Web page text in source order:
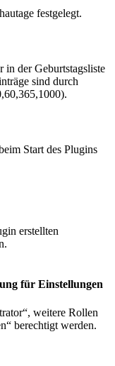
festgelegt.
in der Geburtstagsliste
sind durch
Start des Plugins
erstellten
für Einstellungen
weitere Rollen
berechtigt werden.